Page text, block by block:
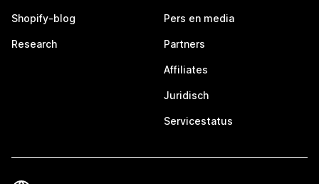
Shopify-blog
Research
Pers en media
Partners
Affiliates
Juridisch
Servicestatus